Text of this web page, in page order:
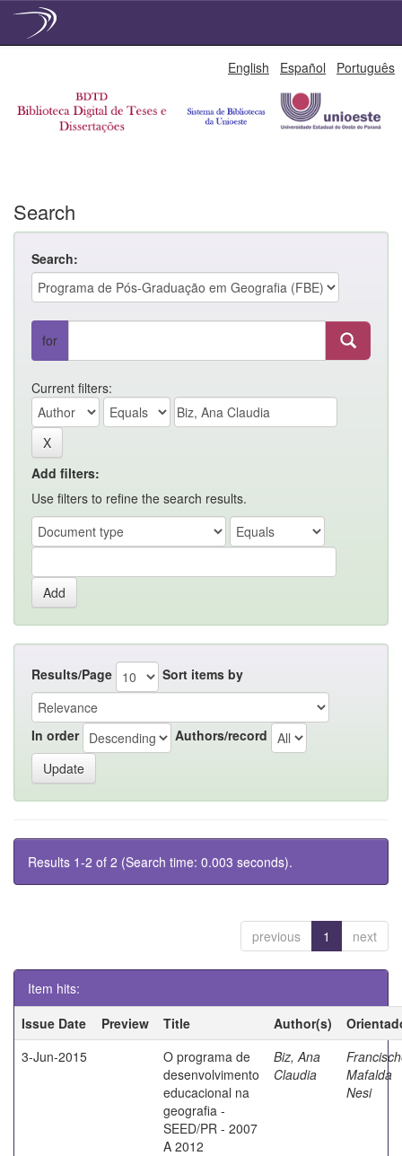
English Español Português
Search
Search:
for
Current filters:
Add filters:
Use filters to refine the search results.
Results/Page Sort items by
In order Authors/record
Results 1-2 of 2 (Search time: 0.003 seconds).
previous 1 next
Item hits:
Issue Date
Preview Title Author(s)
3-Jun-2015
O programa de
desenvolvimento
educacional na
geografia -
SEED/PR - 2007
A 2012
Biz, Ana
Claudia
Mafalda
Nesi